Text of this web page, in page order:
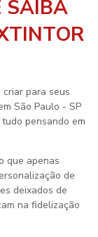
SAIBA
para seus
São Paulo - SP
pensando em
que apenas
de
deixados de
na fidelização